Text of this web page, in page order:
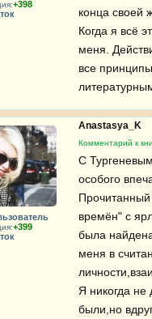
+398
конца своей
Когда я всё
меня.
все
+399
Anastasya_K
Комментарий к
С
особого
времён" с
была
меня в
Я никогда не
были,но